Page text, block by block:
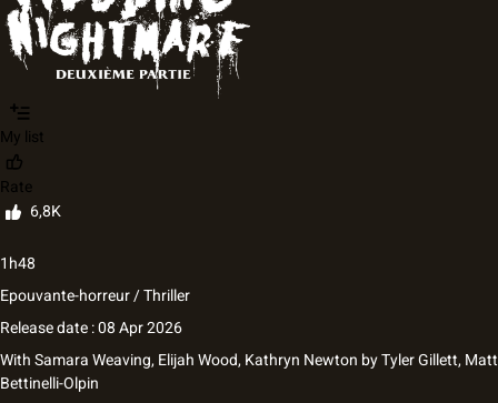
My list
Rate
6,8K
1h48
Epouvante-horreur / Thriller
Release date : 08 Apr 2026
WithSamara Weaving,Elijah Wood,Kathryn Newton byTyler Gillett,Matt
Bettinelli-Olpin